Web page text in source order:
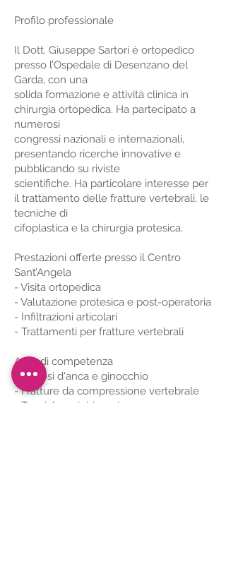
Profilo professionale
Il Dott. Giuseppe Sartori è ortopedico
presso l’Ospedale di Desenzano del
Garda, con una
solida formazione e attività clinica in
chirurgia ortopedica. Ha partecipato a
numerosi
congressi nazionali e internazionali,
presentando ricerche innovative e
pubblicando su riviste
scientifiche. Ha particolare interesse per
il trattamento delle fratture vertebrali, le
tecniche di
cifoplastica e la chirurgia protesica.
Prestazioni offerte presso il Centro
Sant’Angela
- Visita ortopedica
- Valutazione protesica e post-operatoria
- Infiltrazioni articolari
- Trattamenti per fratture vertebrali
Aree di competenza
- Protesi d'anca e ginocchio
- Fratture da compressione vertebrale
- Tecniche mini-invasive